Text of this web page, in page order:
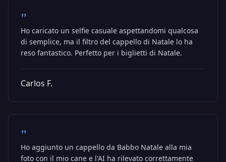
"
Ho caricato un selfie casuale aspettandomi qualcosa
di semplice, ma il filtro del cappello di Natale lo ha
reso fantastico. Perfetto per i biglietti di Natale.
Carlos F.
"
Ho aggiunto un cappello da Babbo Natale alla mia
foto con il mio cane e l'AI ha rilevato correttamente